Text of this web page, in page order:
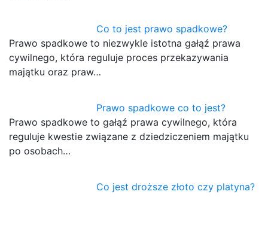
Co to jest prawo spadkowe?
Prawo spadkowe to niezwykle istotna gałąź prawa
cywilnego, która reguluje proces przekazywania
majątku oraz praw…
Prawo spadkowe co to jest?
Prawo spadkowe to gałąź prawa cywilnego, która
reguluje kwestie związane z dziedziczeniem majątku
po osobach…
Co jest droższe złoto czy platyna?